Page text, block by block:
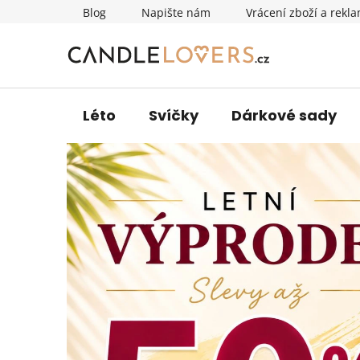
Blog Napište nám Vrácení zboží a
Léto Svíčky Dárkové sady
V
o
n
n
é
s